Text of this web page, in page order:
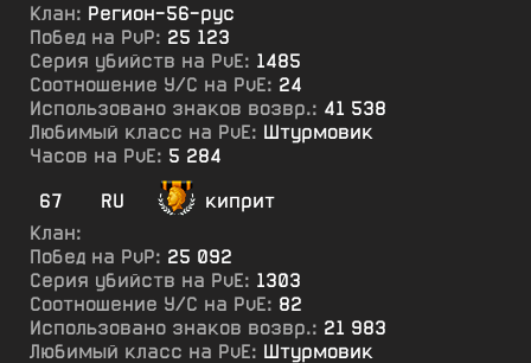
Клан: Регион-56-рус
Побед на PvP: 25 123
Серия убийств на PvE: 1485
Соотношение У/С на PvE: 24
Использовано знаков возвр.: 41 538
Любимый класс на PvE: Штурмовик
Часов на PvE: 5 284
67
RU
киприт
Клан:
Побед на PvP: 25 092
Серия убийств на PvE: 1303
Соотношение У/С на PvE: 82
Использовано знаков возвр.: 21 983
Любимый класс на PvE: Штурмовик